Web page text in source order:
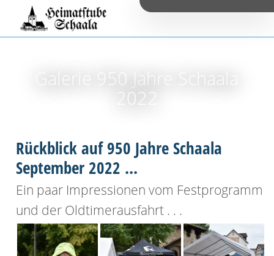
Galerie 950 Jahre Schaala
2022
Rückblick auf 950 Jahre Schaala
September 2022 ...
Ein paar Impressionen vom Festprogramm
und der Oldtimerausfahrt . . .